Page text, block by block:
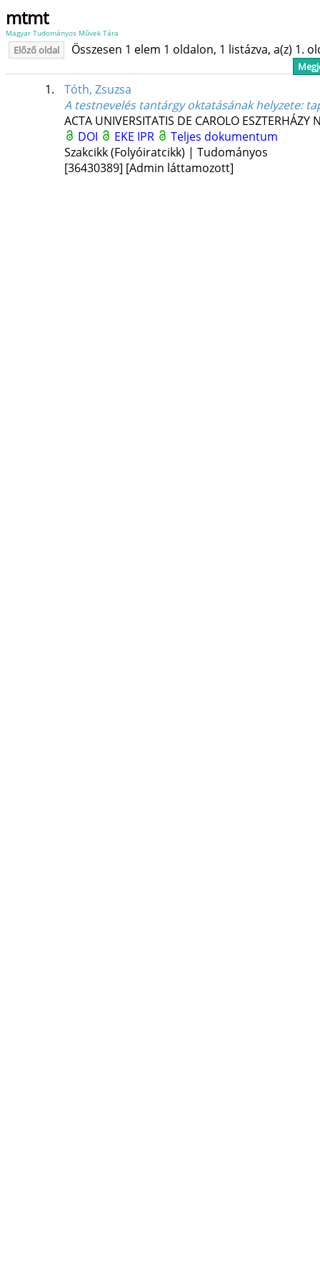
mtmt
Magyar Tudományos Művek Tára
Előző oldal Összesen 1 elem 1 oldalon, 1 listázva, a(z) 1.
1.
Tóth, Zsuzsa
A testnevelés tantárgy oktatásának helyzete:
ACTA UNIVERSITATIS DE CAROLO ESZTERHÁZY
DOI
EKE IPR
Teljes dokumentum
Szakcikk (Folyóiratcikk) | Tudományos
[36430389] [Admin láttamozott]